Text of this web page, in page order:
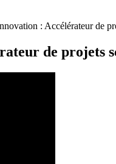
: Accélérateur de
de projets